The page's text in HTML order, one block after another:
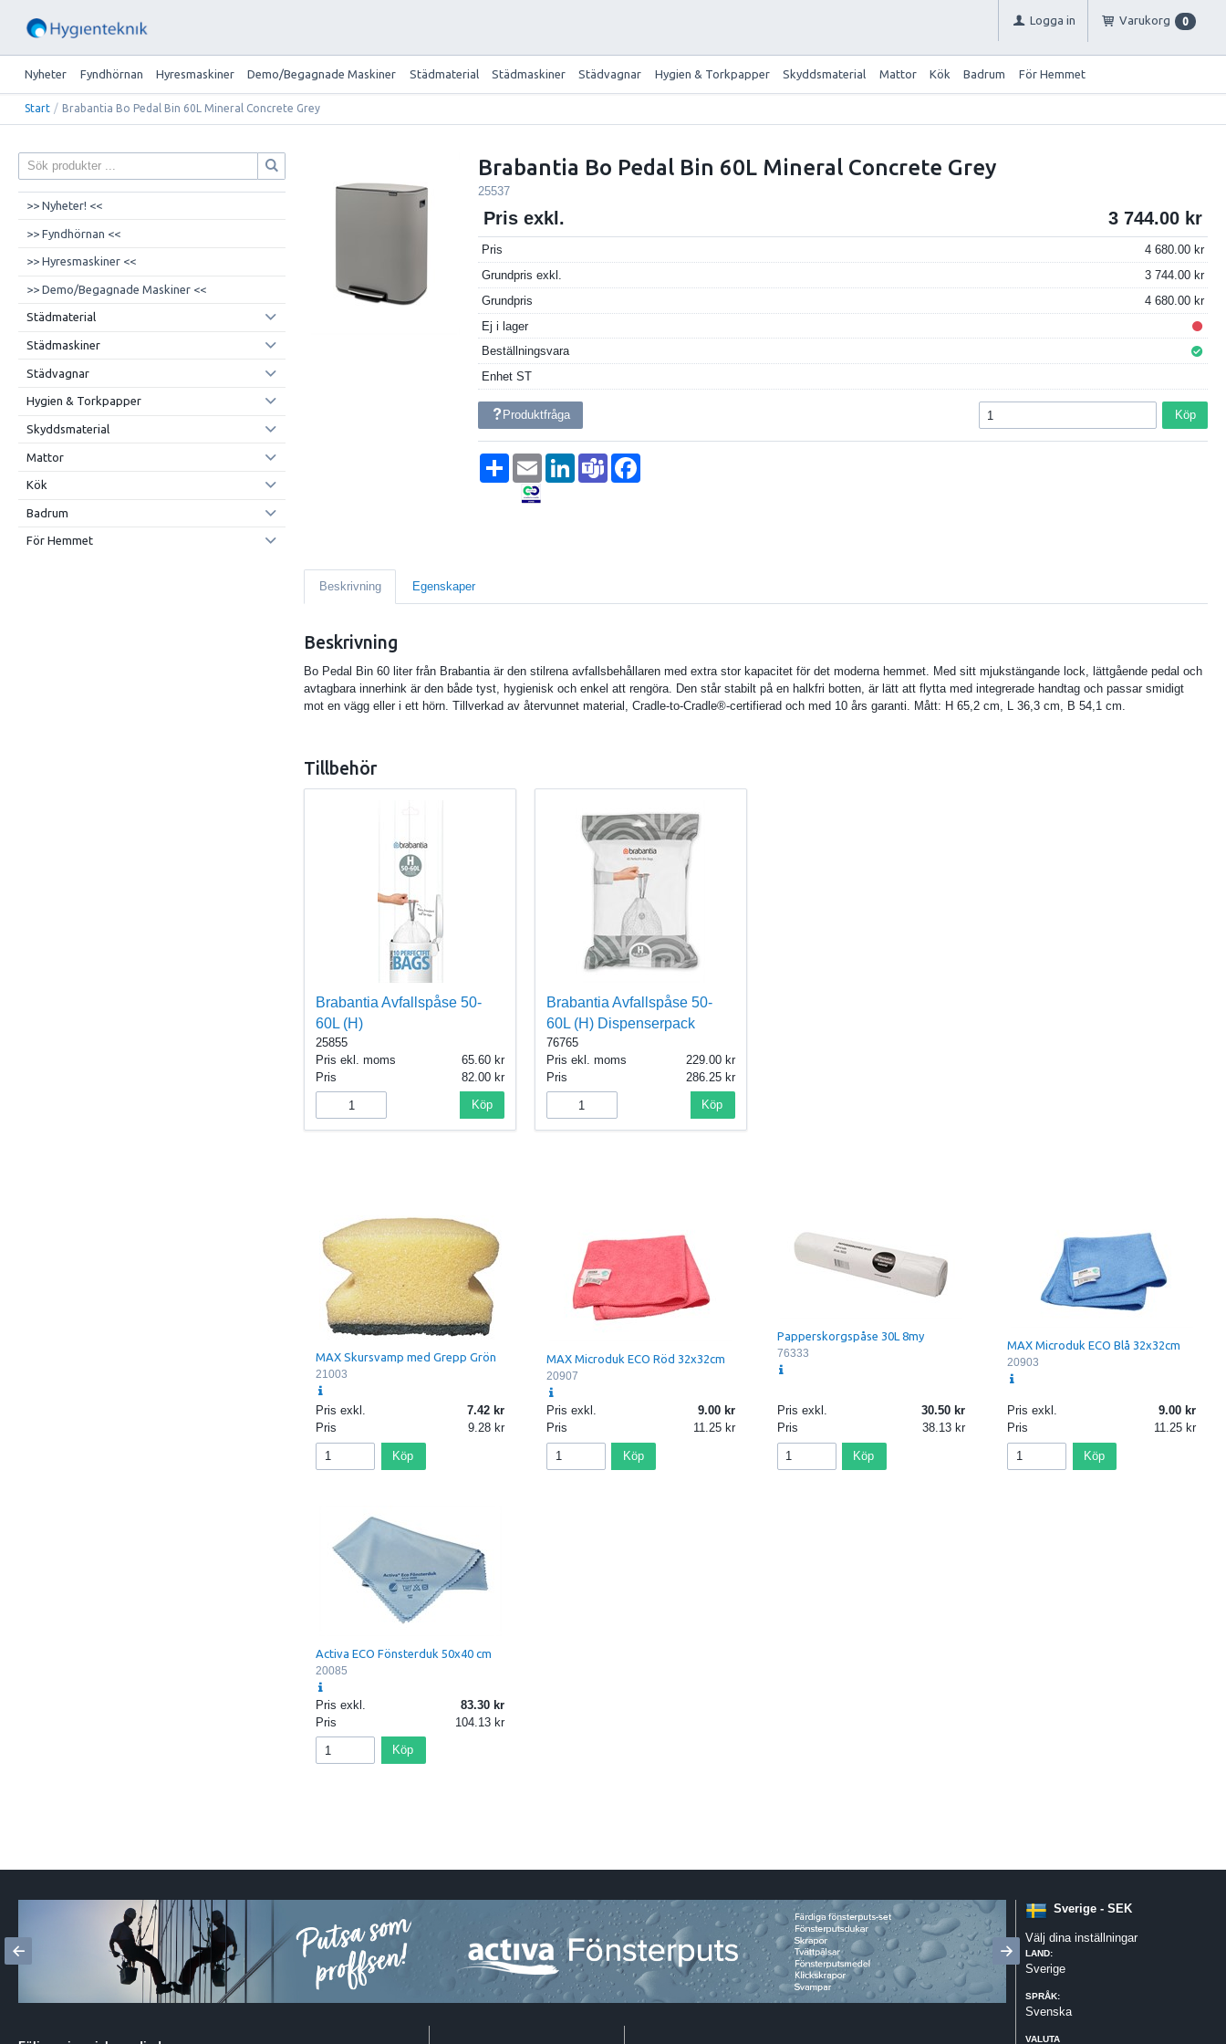
Logga in Varukorg 0
Nyheter Fyndhörnan Hyresmaskiner Demo/Begagnade Maskiner Städmaterial Städmaskiner Städvagnar Hygien & Torkpapper Skyddsmaterial Mattor Kök Badrum För Hemmet
Start / Brabantia Bo Pedal Bin 60L Mineral Concrete Grey
>> Nyheter! <<
>> Fyndhörnan <<
>> Hyresmaskiner <<
>> Demo/Begagnade Maskiner <<
Städmaterial
Städmaskiner
Städvagnar
Hygien & Torkpapper
Skyddsmaterial
Mattor
Kök
Badrum
För Hemmet
Brabantia Bo Pedal Bin 60L Mineral Concrete Grey
25537
Pris exkl. 3 744.00
Pris
4 680.00
Grundpris exkl.
3 744.00
Grundpris
4 680.00
Ej i lager
Beställningsvara
EnhetST
Produktfråga Köp
Dela Email LinkedInTeams
Beskrivning Egenskaper
Beskrivning
Bo Pedal Bin 60 liter från Brabantia är den stilrena avfallsbehållaren med extra stor kapacitet för det moderna hemmet. Med sitt mjukstängande lock, lättgående pedal och
avtagbara innerhink är den både tyst, hygienisk och enkel att rengöra. Den står stabilt på en halkfri botten, är lätt att flytta med integrerade handtag och passar smidigt
mot en vägg eller i ett hörn. Tillverkad av återvunnet material, Cradle-to-Cradle®-certifierad och med 10 års garanti. Mått: H 65,2 cm, L 36,3 cm, B 54,1 cm.
Tillbehör
Brabantia Avfallspåse 50-
60L (H)
25855
Pris ekl. moms
65.60
Pris
82.00
Köp
Brabantia Avfallspåse 50-
60L (H) Dispenserpack
76765
Pris ekl. moms
229.00
Pris
286.25
Köp
MAX Skursvamp med Grepp Grön
21003
Pris exkl.
7.42
Pris
9.28
Köp
MAX Microduk ECO Röd 32x32cm
20907
Pris exkl.
9.00
Pris
11.25
Köp
Papperskorgspåse 30L 8my
76333
Pris exkl.
30.50
Pris
38.13
Köp
MAX Microduk ECO Blå 32x32cm
20903
Pris exkl.
9.00
Pris
11.25
Köp
Activa ECO Fönsterduk 50x40 cm
20085
Pris exkl.
83.30
Pris
104.13
Köp
Sverige - SEK
Välj dina inställningar
LAND:
Sverige
SPRÅK:
Svenska
VALUTA